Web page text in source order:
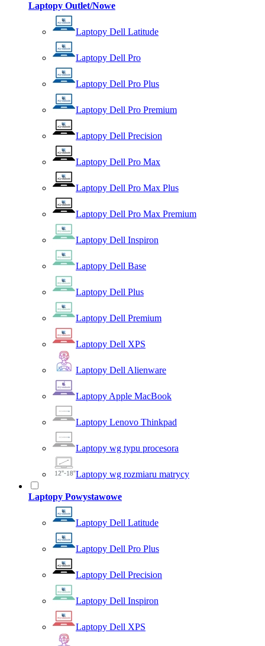
Laptopy Outlet/Nowe
Laptopy Dell Latitude
Laptopy Dell Pro
Laptopy Dell Pro Plus
Laptopy Dell Pro Premium
Laptopy Dell Precision
Laptopy Dell Pro Max
Laptopy Dell Pro Max Plus
Laptopy Dell Pro Max Premium
Laptopy Dell Inspiron
Laptopy Dell Base
Laptopy Dell Plus
Laptopy Dell Premium
Laptopy Dell XPS
Laptopy Dell Alienware
Laptopy Apple MacBook
Laptopy Lenovo Thinkpad
Laptopy wg typu procesora
Laptopy wg rozmiaru matrycy
Laptopy Powystawowe
Laptopy Dell Latitude
Laptopy Dell Pro Plus
Laptopy Dell Precision
Laptopy Dell Inspiron
Laptopy Dell XPS